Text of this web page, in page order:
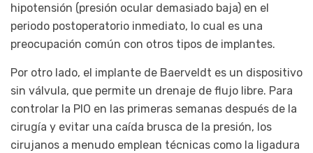
hipotensión (presión ocular demasiado baja) en el
periodo postoperatorio inmediato, lo cual es una
preocupación común con otros tipos de implantes.
Por otro lado, el implante de Baerveldt es un dispositivo
sin válvula, que permite un drenaje de flujo libre. Para
controlar la PIO en las primeras semanas después de la
cirugía y evitar una caída brusca de la presión, los
cirujanos a menudo emplean técnicas como la ligadura